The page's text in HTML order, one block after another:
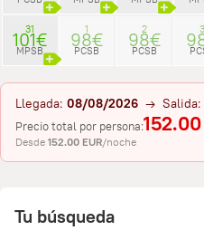
31
101€
MPSB
1
98€
PCSB
2
98€
PCSB
3
Llegada: 08/08/2026 → Salida:
Precio total por persona:
Desde 152.00 EUR/noche
Tu búsqueda